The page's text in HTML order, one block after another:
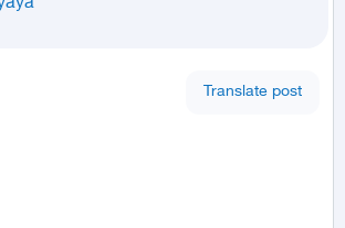
Translate post